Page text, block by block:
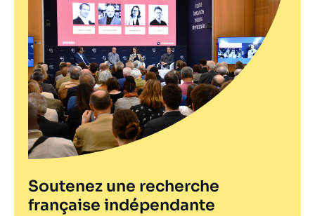
Soutenez une recherche
française indépendante